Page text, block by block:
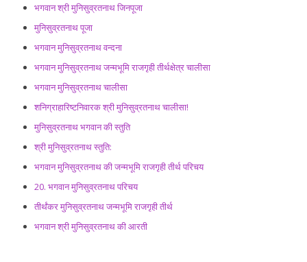
भगवान श्री मुनिसुव्रतनाथ जिनपूजा
मुनिसुव्रतनाथ पूजा
भगवान मुनिसुव्रतनाथ वन्दना
भगवान मुनिसुव्रतनाथ जन्मभूमि राजगृही तीर्थक्षेत्र चालीसा
भगवान मुनिसुव्रतनाथ चालीसा
शनिग्राहारिष्टनिवारक श्री मुनिसुव्रतनाथ चालीसा!
मुनिसुव्रतनाथ भगवान की स्तुति
श्री मुनिसुव्रतनाथ स्तुति:
भगवान मुनिसुव्रतनाथ की जन्मभूमि राजगृही तीर्थ परिचय
20. भगवान मुनिसुव्रतनाथ परिचय
तीर्थंकर मुनिसुव्रतनाथ जन्मभूमि राजगृही तीर्थ
भगवान श्री मुनिसुव्रतनाथ की आरती